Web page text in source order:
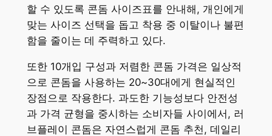
할 수 있도록 콘돔 사이즈표를 안내해, 개인에게
맞는 사이즈 선택을 돕고 착용 중 이탈이나 불편
함을 줄이는 데 주력하고 있다.
또한 10개입 구성과 저렴한 콘돔 가격은 일상적
으로 콘돔을 사용하는 20~30대에게 현실적인
장점으로 작용한다. 과도한 기능성보다 안전성
과 가격 균형을 중시하는 소비자들 사이에서, 러
브플레이 콘돔은 자연스럽게 콘돔 추천, 데일리